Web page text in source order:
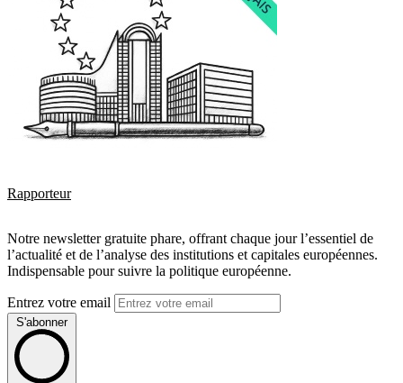
Rapporteur
Notre newsletter gratuite phare, offrant chaque jour l’essentiel de
l’actualité et de l’analyse des institutions et capitales européennes.
Indispensable pour suivre la politique européenne.
Entrez votre email
S'abonner